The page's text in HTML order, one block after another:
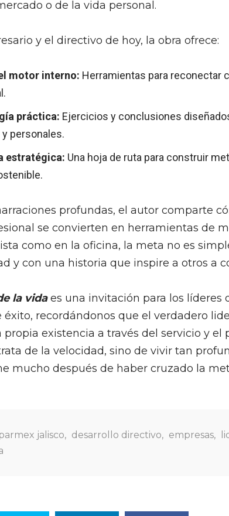
o de la vida personal.
y el directivo de hoy, la obra ofrece:
motor interno: Herramientas para reconectar
práctica: Ejercicios y conclusiones
personales.
estratégica: Una hoja de ruta para construir
profundas, el autor comparte
se convierten en herramientas de
como en la oficina, la meta no es
y con una historia que inspire a otros a
la vidaes una invitación para los líderes
éxito, recordándonos que el verdadero
propia existencia a través del servicio y el
de la velocidad, sino de vivir tan
mucho después de haber cruzado la
jalisco, desarrollo directivo, empresas,